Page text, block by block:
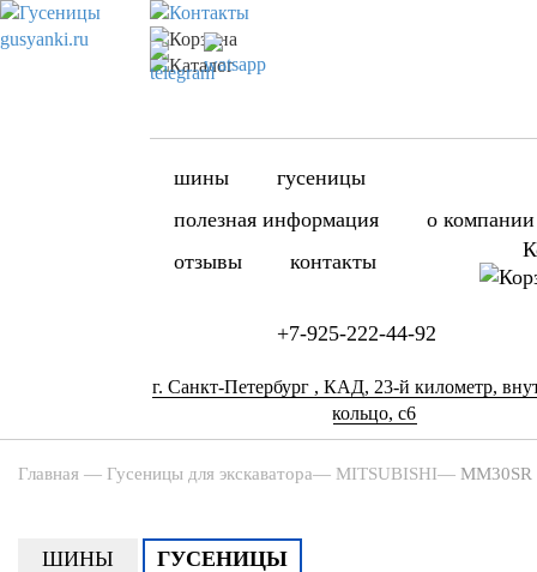
шины
гусеницы
полезная информация
о компании
отзывы
контакты
+7-925-222-44-92
г. Санкт-Петербург , КАД, 23-й километр,
кольцо, с6
Главная — Гусеницы для экскаватора— MITSUBISHI— MM30SR
ШИНЫ ГУСЕНИЦЫ